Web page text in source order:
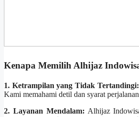
Kenapa Memilih Alhijaz
1. Ketrampilan yang Tidak Tertandingi:
Kami memahami detil dan syarat
2. Layanan Mendalam: Alhijaz